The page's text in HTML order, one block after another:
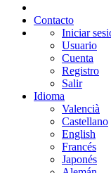
Contacto
Iniciar
Usuario
Cuenta
Registro
Salir
Idioma
Valencià
Castellano
English
Francés
Japonés